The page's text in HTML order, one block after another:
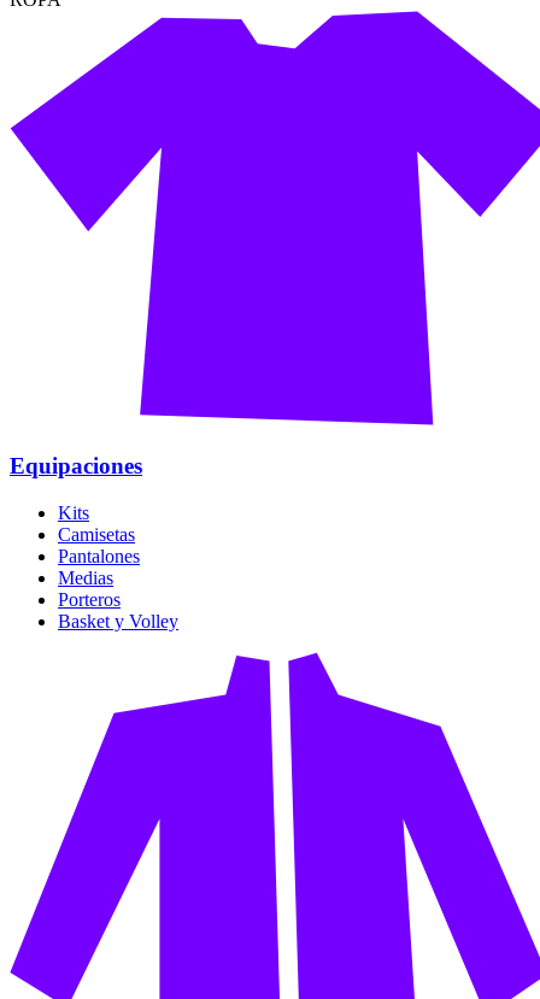
Equipaciones
Kits
Camisetas
Pantalones
Medias
Porteros
Basket y Volley